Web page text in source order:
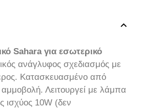
Sahara για εσωτερικό
ανάγλυφος σχεδιασμός με
Κατασκευασμένο από
αμμοβολή. Λειτουργεί με λάμπα
ισχύος 10W (δεν